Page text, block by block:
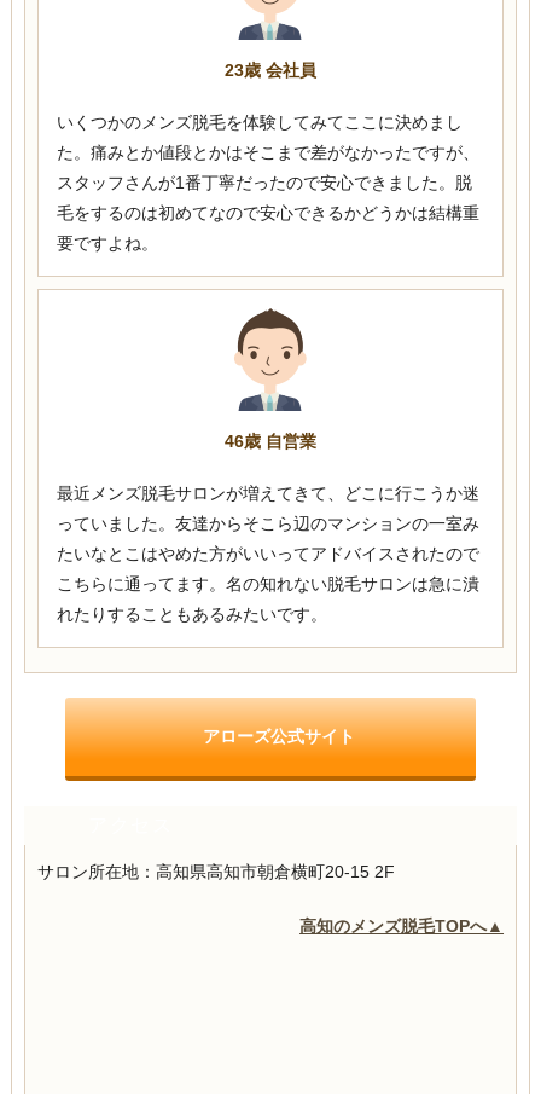
23歳 会社員
いくつかのメンズ脱毛を体験してみてここに決めまし
た。痛みとか値段とかはそこまで差がなかったですが、
スタッフさんが1番丁寧だったので安心できました。脱
毛をするのは初めてなので安心できるかどうかは結構重
要ですよね。
46歳 自営業
最近メンズ脱毛サロンが増えてきて、どこに行こうか迷
っていました。友達からそこら辺のマンションの一室み
たいなとこはやめた方がいいってアドバイスされたので
こちらに通ってます。名の知れない脱毛サロンは急に潰
れたりすることもあるみたいです。
アローズ公式サイト
サロン所在地：高知県高知市朝倉横町20-15 2F
高知のメンズ脱毛TOPへ▲